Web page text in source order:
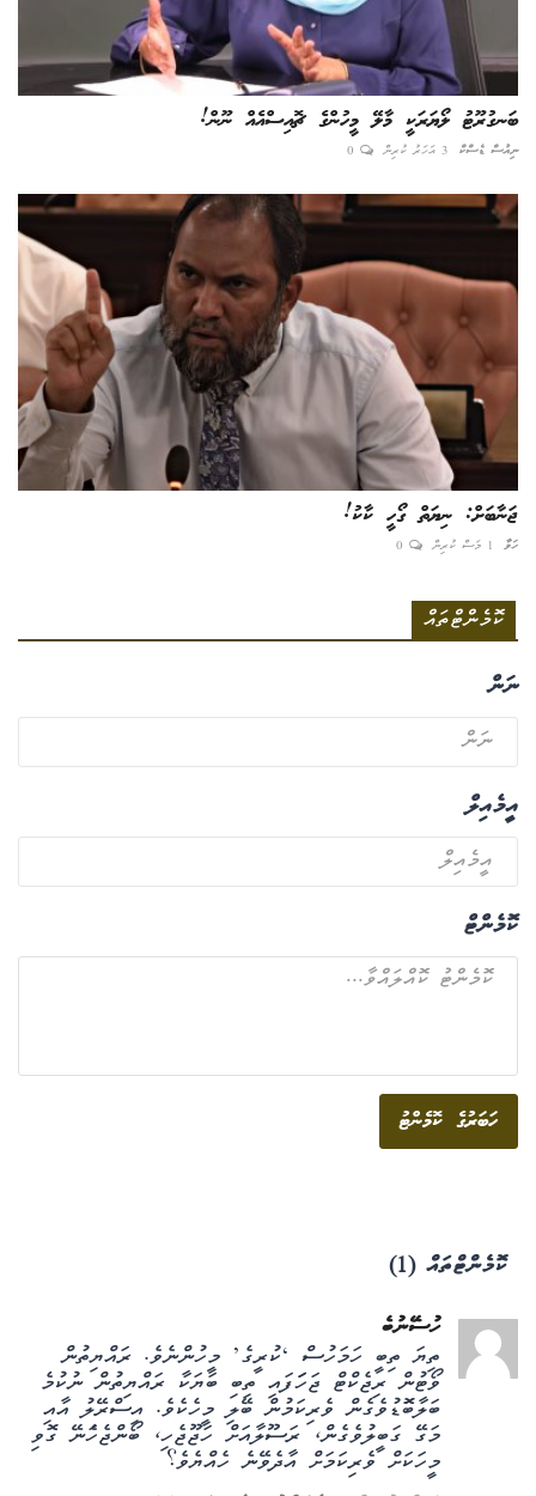
ބަނގުރޫޓު ލޯޔަރަކީ މާލޭ މީހުންގެ ޗޮއިސްއެއް ނޫން!
ނިއުސް ޑެސްކް 3 އަހަރު ކުރިން 0
ޖަނާބަށް: ނިޔަތް ގޯހީ ކާކު!
ހަވާ 1 މަސް ކުރިން 0
ކޮމެންޓްތައް
ނަން
އީމެއިލް
ކޮމެންޓް
ހަބަރުގެ ކޮމެންޓު
ކޮމެންޓްތައް (1)
ހުސޭނުބެ
ތިޔަ ތިބީ ހަމަހުސް ‘ކުރީގެ’ މީހުންނެވެ. ރައްޔިތުން
ވޯޓުން ރިޖެކްޓް ޖަހަަފައި ތިބި ބަޔަކާ ރައްޔިތުން ނުކުމެ
ބަލާބޮަޑުވެގެން ވެރިކަމުން ބޭލި މީހެކެވެ. އިސްރޭލު އާއި
މަގޭ ގަބީލުވެގެން، ރަސޫލާއަށް ހަޖޫޖެހި، ބޯންޖެހަެނޭ ގޮވި
މީހަކަށް ވެރިކަމަށް އާދެވޭނެ ހެއްޔެވެ؟